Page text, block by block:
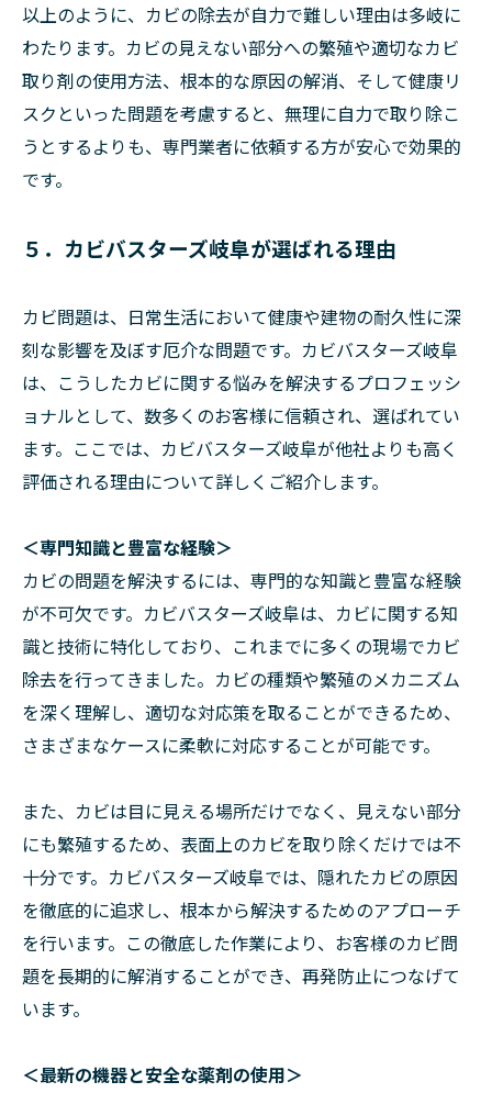
以上のように、カビの除去が自力で難しい理由は多岐に
わたります。カビの見えない部分への繁殖や適切なカビ
取り剤の使用方法、根本的な原因の解消、そして健康リ
スクといった問題を考慮すると、無理に自力で取り除こ
うとするよりも、専門業者に依頼する方が安心で効果的
です。
５．カビバスターズ岐阜が選ばれる理由
カビ問題は、日常生活において健康や建物の耐久性に深
刻な影響を及ぼす厄介な問題です。カビバスターズ岐阜
は、こうしたカビに関する悩みを解決するプロフェッシ
ョナルとして、数多くのお客様に信頼され、選ばれてい
ます。ここでは、カビバスターズ岐阜が他社よりも高く
評価される理由について詳しくご紹介します。
＜専門知識と豊富な経験＞
カビの問題を解決するには、専門的な知識と豊富な経験
が不可欠です。カビバスターズ岐阜は、カビに関する知
識と技術に特化しており、これまでに多くの現場でカビ
除去を行ってきました。カビの種類や繁殖のメカニズム
を深く理解し、適切な対応策を取ることができるため、
さまざまなケースに柔軟に対応することが可能です。
また、カビは目に見える場所だけでなく、見えない部分
にも繁殖するため、表面上のカビを取り除くだけでは不
十分です。カビバスターズ岐阜では、隠れたカビの原因
を徹底的に追求し、根本から解決するためのアプローチ
を行います。この徹底した作業により、お客様のカビ問
題を長期的に解消することができ、再発防止につなげて
います。
＜最新の機器と安全な薬剤の使用＞